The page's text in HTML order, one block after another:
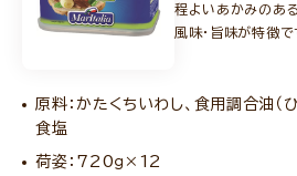
程よいあかみのあ
風味・旨味が特徴で
原料：かたくちいわし、食用調合油（ひ
食塩
荷姿：720ｇ×12